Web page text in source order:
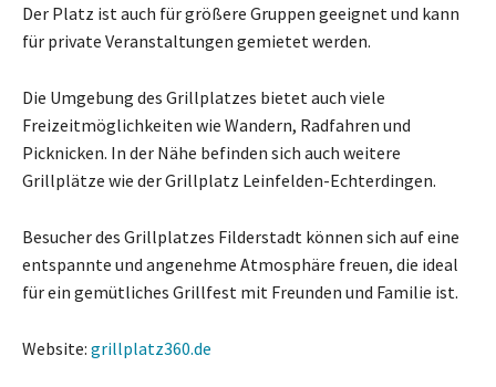
Der Platz ist auch für größere Gruppen geeignet und kann
für private Veranstaltungen gemietet werden.
Die Umgebung des Grillplatzes bietet auch viele
Freizeitmöglichkeiten wie Wandern, Radfahren und
Picknicken. In der Nähe befinden sich auch weitere
Grillplätze wie der Grillplatz Leinfelden-Echterdingen.
Besucher des Grillplatzes Filderstadt können sich auf eine
entspannte und angenehme Atmosphäre freuen, die ideal
für ein gemütliches Grillfest mit Freunden und Familie ist.
Website: grillplatz360.de